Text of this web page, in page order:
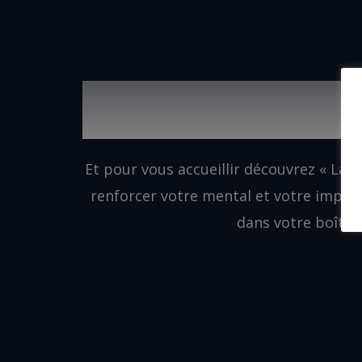
DEVENEZ UN
NOTRE
Et pour vous accueillir découvrez « La
renforcer votre mental et votre
dans votre boîte